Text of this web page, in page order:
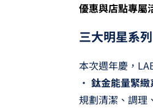
優惠與店點專屬
三大明星系列
本次週年慶，
• 鈦金能量緊緻
規劃清潔、調理